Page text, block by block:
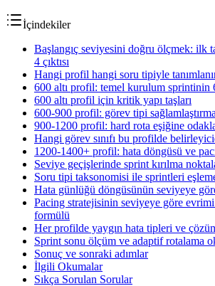
İçindekiler
Başlangıç seviyesini doğru ölçmek: ilk
4 çıktısı
Hangi profil hangi soru tipiyle
600 altı profil: temel kurulum sprintinin
600 altı profil için kritik yapı taşları
600-900 profil: görev tipi
900-1200 profil: hard rota eşiğine
Hangi görev sınıfı bu profilde
1200-1400+ profil: hata döngüsü ve
Seviye geçişlerinde sprint kırılma
Soru tipi taksonomisi ile sprintleri
Hata günlüğü döngüsünün seviyeye
Pacing stratejisinin seviyeye göre
formülü
Her profilde yaygın hata tipleri ve
Sprint sonu ölçüm ve adaptif rotalama
Sonuç ve sonraki adımlar
İlgili Okumalar
Sıkça Sorulan Sorular